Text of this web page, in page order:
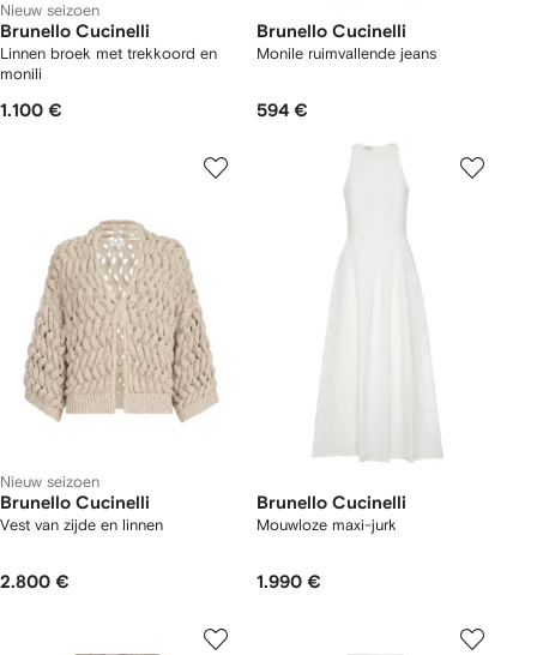
Nieuw seizoen
Brunello Cucinelli
Linnen broek met trekkoord en
monili
1.100 €
Brunello Cucinelli
Monile ruimvallende jeans
594 €
Nieuw seizoen
Brunello Cucinelli
Vest van zijde en linnen
2.800 €
Brunello Cucinelli
Mouwloze maxi-jurk
1.990 €